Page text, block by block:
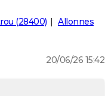
(28400)
Allonnes
20/06/26 15:42